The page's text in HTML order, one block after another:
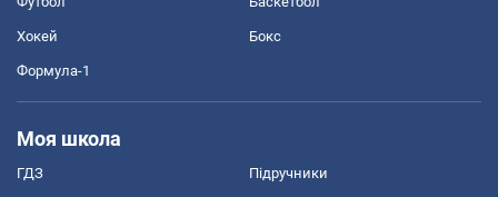
Хокей Бокс
Формула-1
Моя школа
ГДЗ Підручники